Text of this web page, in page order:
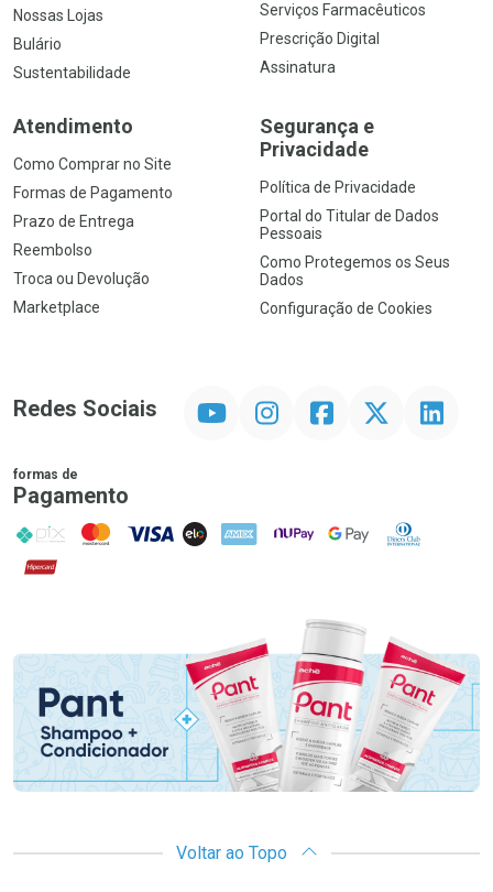
Nossas Lojas
Bulário
Sustentabilidade
Serviços Farmacêuticos
Prescrição Digital
Assinatura
Atendimento
Como Comprar no Site
Formas de Pagamento
Prazo de Entrega
Reembolso
Troca ou Devolução
Marketplace
Segurança e
Privacidade
Política de Privacidade
Portal do Titular de Dados
Pessoais
Como Protegemos os Seus
Dados
Configuração de Cookies
Redes Sociais InstagramFacebookTwitter Linkedin
formas de
Pagamento
PIX MasterCard
VISA ELO AMEX NuPay Google PayDiners Club
Hipercard
Voltar ao Topo